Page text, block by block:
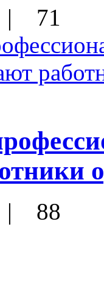
| 71
| 88